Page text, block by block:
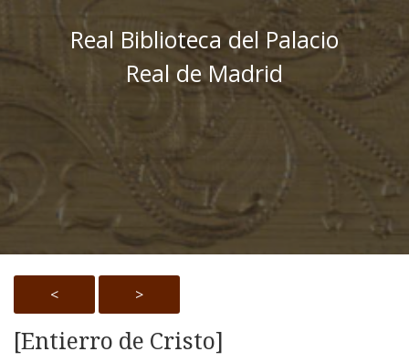
Real Biblioteca del Palacio
Real de Madrid
< >
[Entierro de Cristo]